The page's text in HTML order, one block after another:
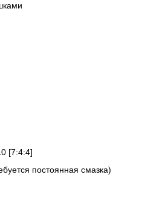
[7:4:4]
постоянная смазка)